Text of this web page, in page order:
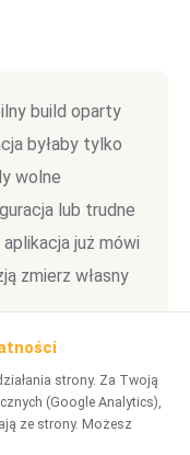
build oparty
byłaby tylko
wolne
lub trudne
już mówi
zmierz własny
Comparison
strony. Za Twoją
(Google Analytics),
ze strony. Możesz